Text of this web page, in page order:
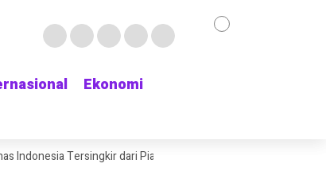
Ekonomi
Ekonomi
Tersingkir dari Piala AFF 2026 usai Ditahan Singapura 1-1